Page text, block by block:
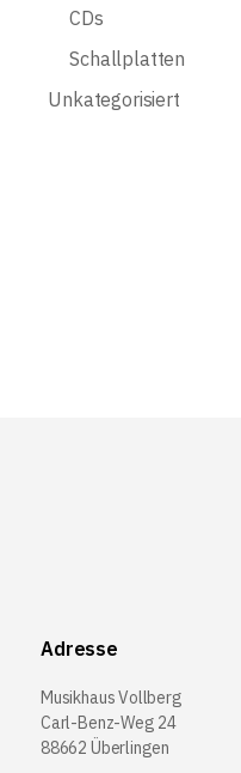
CDs
Schallplatten
Unkategorisiert
Adresse
Musikhaus Vollberg
Carl-Benz-Weg 24
88662 Überlingen